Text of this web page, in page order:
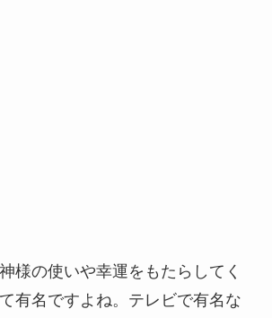
様の使いや幸運をもたらしてく
有名ですよね。テレビで有名な